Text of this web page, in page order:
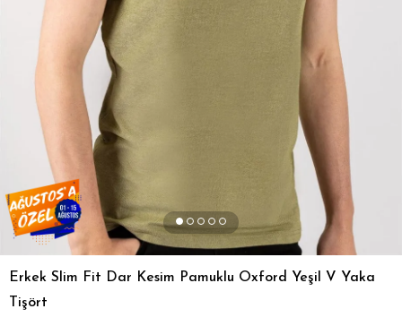
Erkek Slim Fit Dar Kesim Pamuklu Oxford Yeşil V Yaka
Tişört